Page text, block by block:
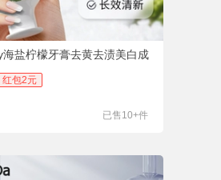
海盐柠檬牙膏去黄去渍美白成
红包2元
已售10+件